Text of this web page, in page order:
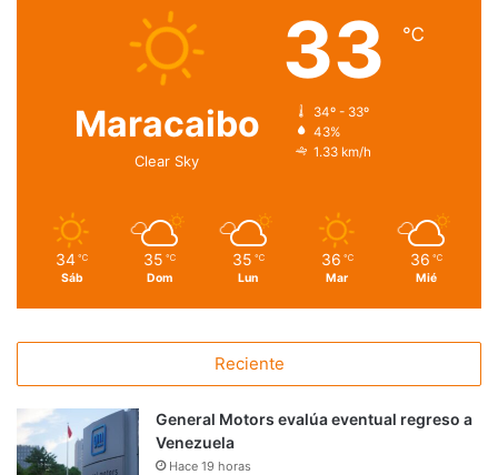
Maracaibo
Clear Sky
33 ℃
34º - 33º
43%
1.33 km/h
34 ℃
Sáb
35 ℃
Dom
35 ℃
Lun
36 ℃
Mar
36 ℃
Mié
Reciente
General Motors evalúa eventual regreso a
Venezuela
Hace 19 horas